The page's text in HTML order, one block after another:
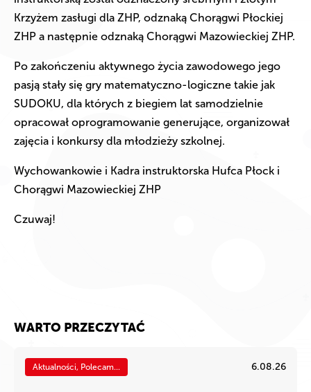
Krzyżem zasługi dla ZHP, odznaką Chorągwi Płockiej
ZHP a następnie odznaką Chorągwi Mazowieckiej ZHP.
Po zakończeniu aktywnego życia zawodowego jego
pasją stały się gry matematyczno-logiczne takie jak
SUDOKU, dla których z biegiem lat samodzielnie
opracował oprogramowanie generujące, organizował
zajęcia i konkursy dla młodzieży szkolnej.
Wychowankowie i Kadra instruktorska Hufca Płock i
Chorągwi Mazowieckiej ZHP
Czuwaj!
WARTO PRZECZYTAĆ
Aktualności, Polecam... 6.08.26